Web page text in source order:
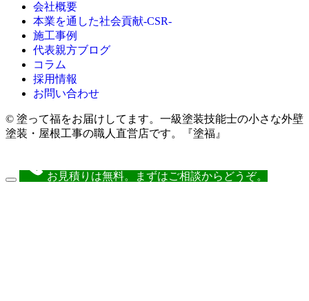
会社概要
本業を通した社会貢献-CSR-
施工事例
代表親方ブログ
コラム
採用情報
お問い合わせ
© 塗って福をお届けしてます。一級塗装技能士の小さな外壁
塗装・屋根工事の職人直営店です。『塗福』
お見積りは無料。まずはご相談からどうぞ。